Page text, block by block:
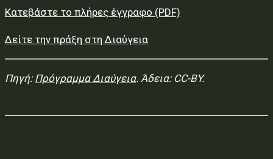
Κατεβάστε το πλήρες έγγραφο (PDF)
Δείτε την πράξη στη Διαύγεια
Πηγή: Πρόγραμμα Διαύγεια. Άδεια: CC-BY.